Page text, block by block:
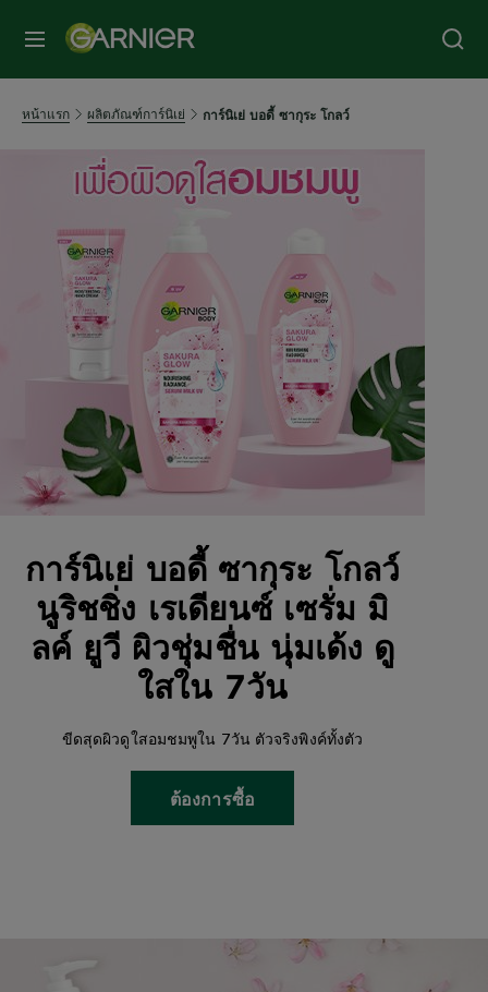
หน้าแรก ผลิตภัณฑ์การ์นิเย่ การ์นิเย่ บอดี้ ซากุระ โกลว์
การ์นิเย่ บอดี้ ซากุระ โกลว์
นูริชชิ่ง เรเดียนซ์ เซรั่ม มิ
ลค์ ยูวี ผิวชุ่มชื่น นุ่มเด้ง ดู
ใสใน 7วัน
ขีดสุดผิวดูใสอมชมพูใน 7วัน ตัวจริงพิงค์ทั้งตัว
ต้องการซื้อ